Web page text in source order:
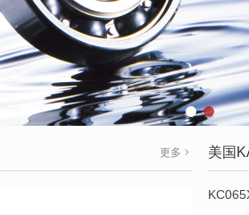
更多 美国